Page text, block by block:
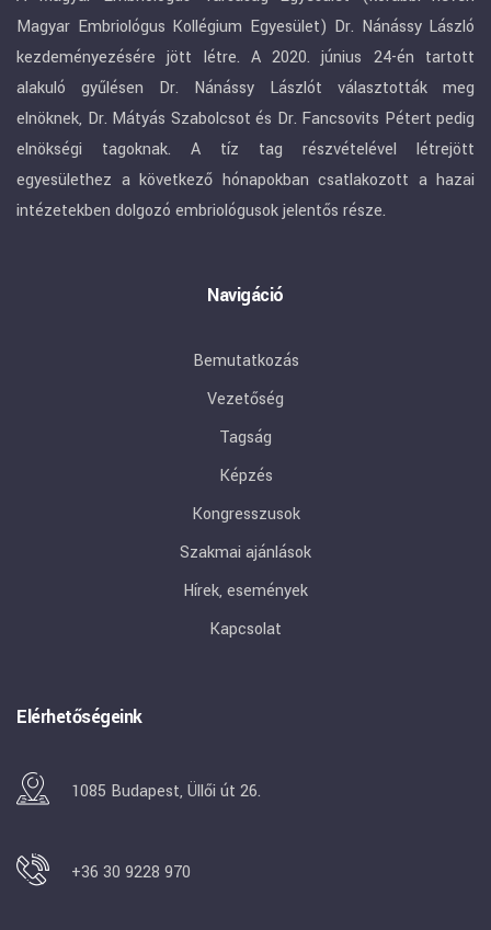
Magyar Embriológus Kollégium Egyesület) Dr. Nánássy László
kezdeményezésére jött létre. A 2020. június 24-én tartott
alakuló gyűlésen Dr. Nánássy Lászlót választották meg
elnöknek, Dr. Mátyás Szabolcsot és Dr. Fancsovits Pétert pedig
elnökségi tagoknak. A tíz tag részvételével létrejött
egyesülethez a következő hónapokban csatlakozott a hazai
intézetekben dolgozó embriológusok jelentős része.
Navigáció
Bemutatkozás
Vezetőség
Tagság
Képzés
Kongresszusok
Szakmai ajánlások
Hírek, események
Kapcsolat
Elérhetőségeink
1085 Budapest, Üllői út 26.
+36 30 9228 970